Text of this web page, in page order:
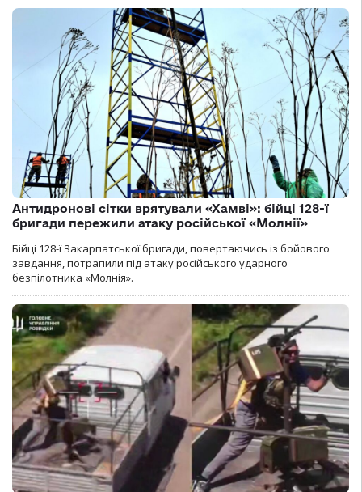
Антидронові сітки врятували «Хамві»: бійці 128-ї
бригади пережили атаку російської «Молнії»
Бійці 128-ї Закарпатської бригади, повертаючись із бойового
завдання, потрапили під атаку російського ударного
безпілотника «Молнія».